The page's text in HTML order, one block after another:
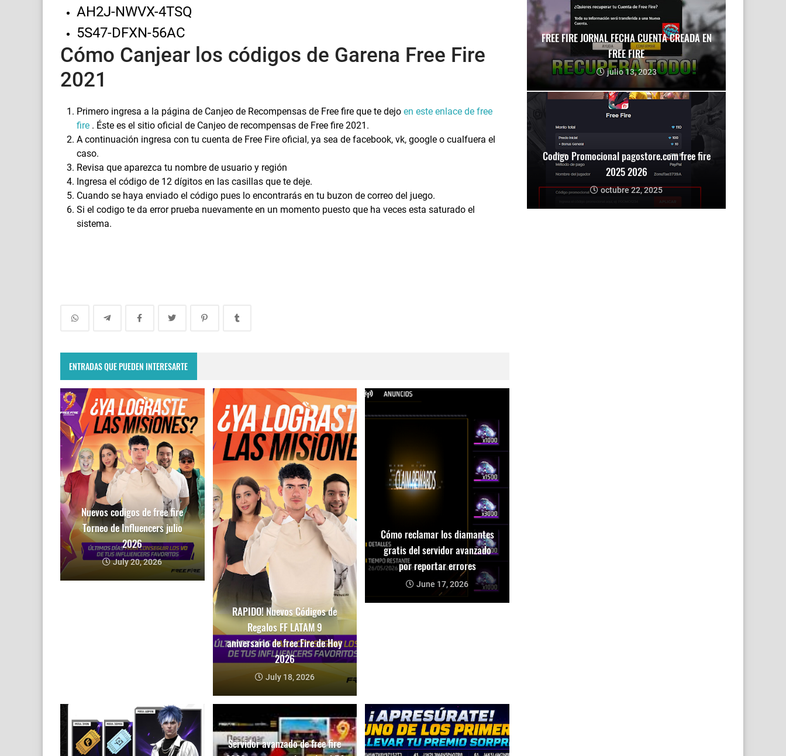
AH2J-NWVX-4TSQ
5S47-DFXN-56AC
Cómo Canjear los códigos de Garena Free Fire
2021
Primero ingresa a la página de Canjeo de Recompensas de Free fire que te dejo en este enlace de free
fire . Éste es el sitio oficial de Canjeo de recompensas de Free fire 2021.
A continuación ingresa con tu cuenta de Free Fire oficial, ya sea de facebook, vk, google o cualfuera el
caso.
Revisa que aparezca tu nombre de usuario y región
Ingresa el código de 12 dígitos en las casillas que te deje.
Cuando se haya enviado el código pues lo encontrarás en tu buzon de correo del juego.
Si el codigo te da error prueba nuevamente en un momento puesto que ha veces esta saturado el
sistema.
ENTRADAS QUE PUEDEN INTERESARTE
Nuevos codigos de free fire
Torneo de Influencers julio
2026
July 20, 2026
RAPIDO! Nuevos Códigos de
Regalos FF LATAM 9
aniversario de free Fire de Hoy
2026
July 18, 2026
Cómo reclamar los diamantes
gratis del servidor avanzado
por reportar errores
June 17, 2026
Servidor avanzado de free fire
FREE FIRE JORNAL FECHA CUENTA CREADA EN
FREE FIRE
julio 13, 2023
Codigo Promocional pagostore.com free fire
2025 2026
octubre 22, 2025